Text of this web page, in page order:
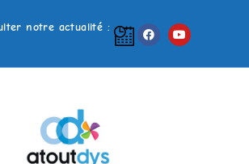
notre actualité :